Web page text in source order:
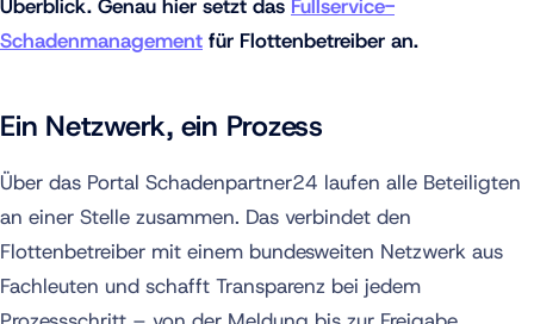
Überblick. Genau hier setzt das Fullservice-
Schadenmanagement für Flottenbetreiber an.
Ein Netzwerk, ein Prozess
Über das Portal Schadenpartner24 laufen alle Beteiligten
an einer Stelle zusammen. Das verbindet den
Flottenbetreiber mit einem bundesweiten Netzwerk aus
Fachleuten und schafft Transparenz bei jedem